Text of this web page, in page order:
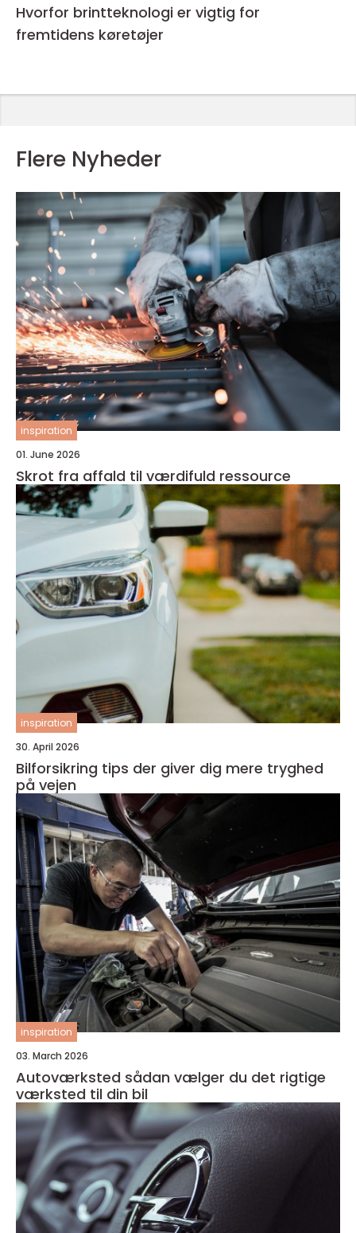
Hvorfor brintteknologi er vigtig for
fremtidens køretøjer
Flere Nyheder
inspiration
01. June 2026
Skrot fra affald til værdifuld ressource
inspiration
30. April 2026
Bilforsikring tips der giver dig mere tryghed
på vejen
inspiration
03. March 2026
Autoværksted sådan vælger du det rigtige
værksted til din bil